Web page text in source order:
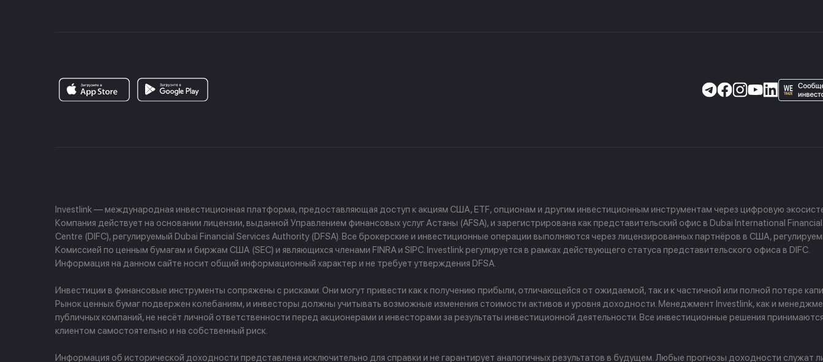
Investlink — международная инвестиционная платформа, предоставляющая доступ к акциям США, ETF, опционам и другим инвестиционным инструментам через цифровую
Компания действует на основании лицензии, выданной Управлением финансовых услуг Астаны (AFSA), и зарегистрирована как представительский офис в Dubai International Financial
Centre (DIFC), регулируемый Dubai Financial Services Authority (DFSA). Все брокерские и инвестиционные операции выполняются через лицензированных партнёров в США,
Комиссией по ценным бумагам и биржам США (SEC) и являющихся членами FINRA и SIPC. Investlink регулируется в рамках действующего статуса представительского офиса в DIFC.
Информация на данном сайте носит общий информационный характер и не требует утверждения DFSA.
Инвестиции в финансовые инструменты сопряжены с рисками. Они могут привести как к получению прибыли, отличающейся от ожидаемой, так и к частичной или полной потере
Рынок ценных бумаг подвержен колебаниям, и инвесторы должны учитывать возможные изменения стоимости активов и уровня доходности. Менеджмент Investlink, как и
публичных компаний, не несёт личной ответственности перед акционерами и инвесторами за результаты инвестиционной деятельности. Все инвестиционные решения
клиентом самостоятельно и на собственный риск.
Информация об исторической доходности представлена исключительно для справки и не гарантирует аналогичных результатов в будущем. Любые прогнозы доходности служат